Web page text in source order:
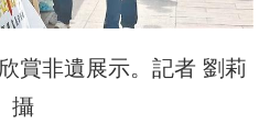
賞非遺展示。記者 劉莉
攝